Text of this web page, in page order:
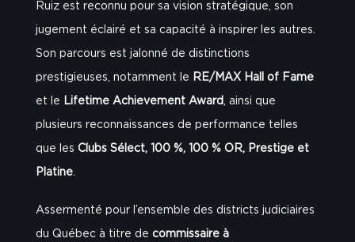
Ruiz est reconnu pour sa vision stratégique, son
jugement éclairé et sa capacité à inspirer les autres.
Son parcours est jalonné de distinctions
prestigieuses, notamment le RE/MAX Hall of Fame
et le Lifetime Achievement Award, ainsi que
plusieurs reconnaissances de performance telles
que les Clubs Sélect, 100 %, 100 % OR, Prestige et
Platine.
Assermenté pour l’ensemble des districts judiciaires
du Québec à titre de commissaire à